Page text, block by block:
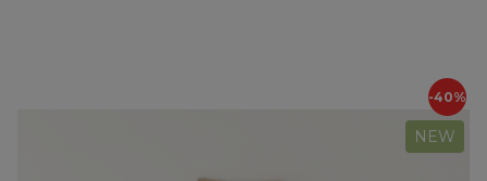
-40%
NEW